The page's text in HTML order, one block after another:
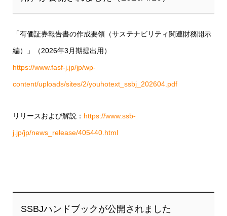
「有価証券報告書の作成要領（サステナビリティ関連財務開示
編）」（2026年3月期提出用）
https://www.fasf-j.jp/jp/wp-
content/uploads/sites/2/youhotext_ssbj_202604.pdf
リリースおよび解説： https://www.ssb-
j.jp/jp/news_release/405440.html
SSBJハンドブックが公開されました